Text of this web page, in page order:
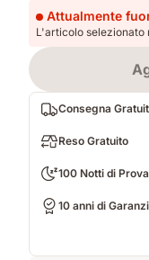
Loading
Attualmente
L'articolo selezionato
Consegna
Reso Gratuito
100 Notti di Prova
10 anni di